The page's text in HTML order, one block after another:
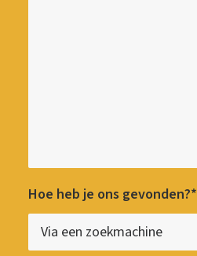
Hoe heb je ons gevonden?*